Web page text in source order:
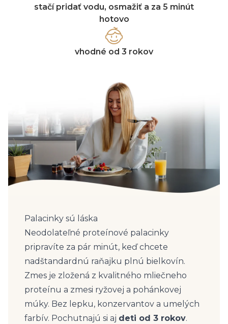
stačí pridať vodu, osmažiť a za 5 minút
hotovo
vhodné od 3 rokov
Palacinky sú láska
Neodolateľné proteínové palacinky
pripravíte za pár minút, keď chcete
nadštandardnú raňajku plnú bielkovín.
Zmes je zložená z kvalitného mliečneho
proteínu a zmesi ryžovej a pohánkovej
múky. Bez lepku, konzervantov a umelých
farbív. Pochutnajú si aj deti od 3 rokov.